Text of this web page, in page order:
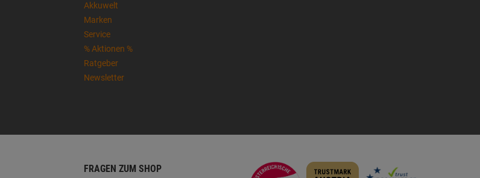
Akkuwelt
Marken
Service
% Aktionen %
Ratgeber
Newsletter
FRAGEN ZUM SHOP